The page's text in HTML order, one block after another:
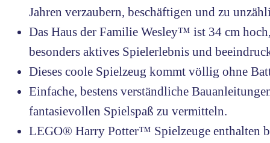
Jahren verzaubern, beschäftigen und zu
Das Haus der Familie Wesley™ ist 34 cm
besonders aktives Spielerlebnis und
Dieses coole Spielzeug kommt völlig ohne
Einfache, bestens verständliche
fantasievollen Spielspaß zu vermitteln.
LEGO® Harry Potter™ Spielzeuge enthalten